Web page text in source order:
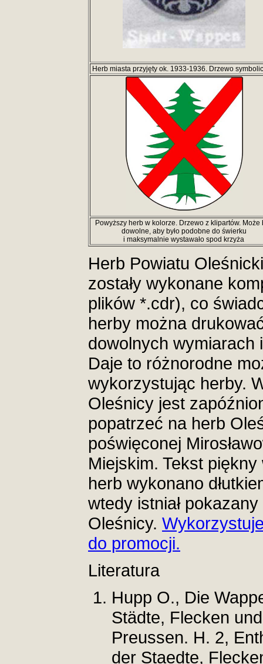
Herb miasta przyjęty ok. 1933-1936. Drzewo
Powyższy herb w kolorze. Drzewo z klipartów. Może
dowolne, aby było podobne do świerku
i maksymalnie wystawało spod krzyża
Herb Powiatu
zostały wykonane
plików *.cdr), co
herby można
dowolnych wymiarach
Daje to różnorodne
wykorzystując herby.
Oleśnicy jest
popatrzeć na herb
poświęconej
Miejskim. Tekst
herb wykonano
wtedy istniał
Oleśnicy.
do promocji.
Literatura
Hupp O., Die
Städte, Flecken
Preussen. H. 2,
der Staedte,